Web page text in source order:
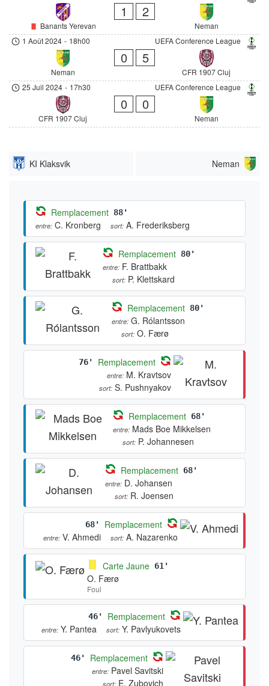
Banants Yerevan
1 2
Neman
UEFA Conference League
1 Août 2024 - 18h00
Neman
0 5
CFR 1907 Cluj
UEFA Conference League
25 Juil 2024 - 17h30
CFR 1907 Cluj
0 0
Neman
KI Klaksvik Neman
Remplacement 88'
entre: C. Kronberg sort: A. Frederiksberg
Remplacement 80'
entre: F. Brattbakk
sort: P. Klettskard
Remplacement 80'
entre: G. Rólantsson
sort: O. Færø
76' Remplacement
entre: M. Kravtsov
sort: S. Pushnyakov
Remplacement 68'
entre: Mads Boe Mikkelsen
sort: P. Johannesen
Remplacement 68'
entre: D. Johansen
sort: R. Joensen
68' Remplacement
entre: V. Ahmedi sort: A. Nazarenko
Carte Jaune 61'
O. Færø
Foul
46' Remplacement
entre: Y. Pantea sort: Y. Pavlyukovets
46' Remplacement
entre: Pavel Savitski
sort: E. Zubovich